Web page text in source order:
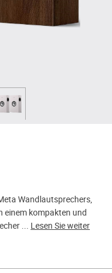
Wandlautsprechers,
einem kompakten und
... Lesen Sie weiter